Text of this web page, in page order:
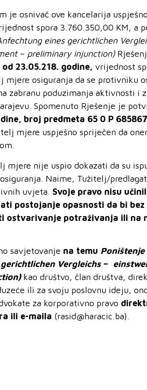
je osnivač ove kancelarija
spora 3.760.350,00 KM, a
eines gerichtlichen
– preliminary injunction)
od 23.05.218. godine,vrijednost
osiguranja da se protivniku
zabranu poduzimanja aktivnosti
Spomenuto Rješenje je
broj predmeta 65 0 P
mjere uspješno spriječen da
mjere nije uspio dokazati da su
Naime, Tužitelj/
uvjeta. Svoje pravo nisu
postojanje opasnosti da bi
ostvarivanje potraživanja ili na
savjetovanje na temu
gerichtlichen Vergleichs–
kao društvo, član društva,
ili za svoju poslovnu ideju,
za korporativno pravo
ili e-maila (rasid@haracic.ba).